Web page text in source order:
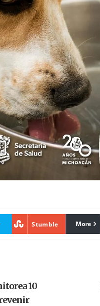
Stumble More
10